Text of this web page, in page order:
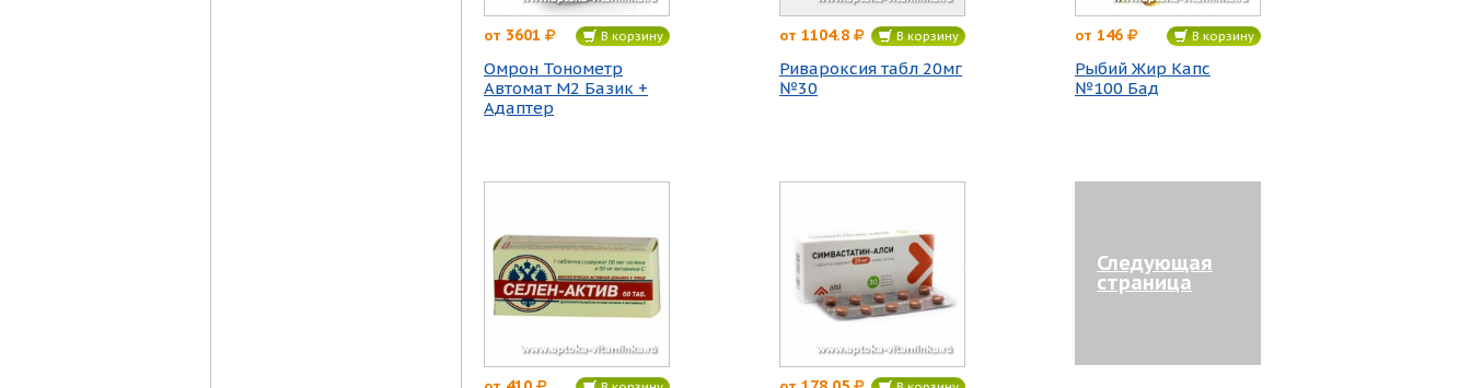
от 3601 В корзину
Омрон Тонометр
Автомат М2 Базик +
Адаптер
от 1104.8 В корзину
Ривароксия табл 20мг
№30
от 146 В корзину
Рыбий Жир Капс
№100 Бад
Следующая
страница